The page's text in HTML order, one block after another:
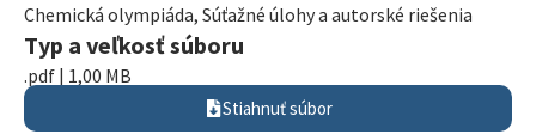
Chemická olympiáda, Súťažné úlohy a autorské riešenia
Typ a veľkosť súboru
.pdf | 1,00 MB
Stiahnuť súbor